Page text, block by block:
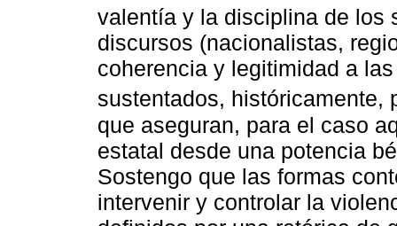
valentía y la disciplina de los
discursos (nacionalistas,
coherencia y legitimidad a
sustentados, históricamente,
que aseguran, para el caso
estatal desde una potencia
Sostengo que las formas
intervenir y controlar la